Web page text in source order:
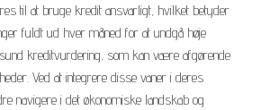
til at bruge kredit ansvarligt, hvilket betyder
fuldt ud hver måned for at undgå høje
kreditvurdering, som kan være afgørende
Ved at integrere disse vaner i deres
navigere i det økonomiske landskab og